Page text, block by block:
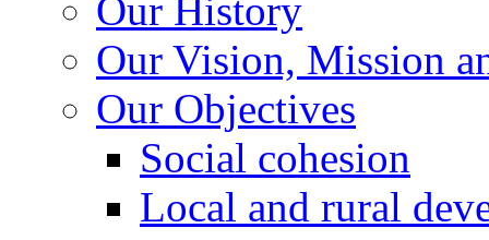
Our History
Our Vision, Mission
Our Objectives
Social cohesion
Local and rural